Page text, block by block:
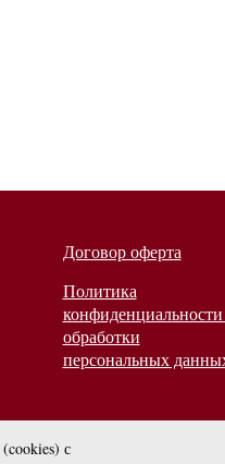
(cookies) с
Договор оферта
Политика
обработки
персональных